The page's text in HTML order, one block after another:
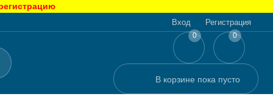
Вход Регистрация
0 0
В корзине пока пусто